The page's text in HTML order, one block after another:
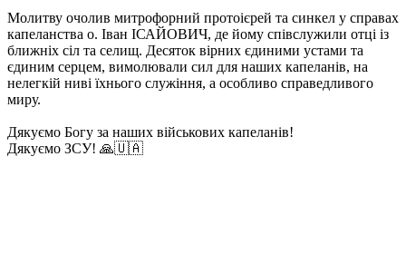
Молитву очолив митрофорний протоієрей та синкел у справах
капеланства о. Іван ІСАЙОВИЧ, де йому співслужили отці із
ближніх сіл та селищ. Десяток вірних єдиними устами та
єдиним серцем, вимолювали сил для наших капеланів, на
нелегкій ниві їхнього служіння, а особливо справедливого
миру.
Дякуємо Богу за наших військових капеланів!
Дякуємо ЗСУ! 🙏🇺🇦